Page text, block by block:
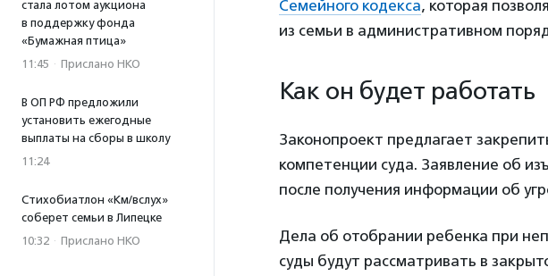
стала лотом аукциона
в поддержку фонда
«Бумажная птица»
11:45 · Прислано НКО
В ОП РФ предложили
установить ежегодные
выплаты на сборы в школу
11:24
Стихобиатлон «Км/вслух»
соберет семьи в Липецке
10:32 · Прислано НКО
Семейного кодекса, которая
из семьи в административном
Как он будет работать
Законопроект предлагает
компетенции суда. Заявление об
после получения информации об
Дела об отобрании ребенка при
суды будут рассматривать в